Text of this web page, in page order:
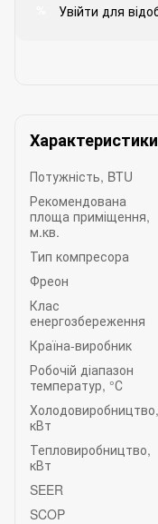
Увійти для
Характеристики
Потужність, BTU
Рекомендована
площа приміщення,
м.кв.
Тип компресора
Фреон
Клас
енергозбереження
Країна-виробник
Робочій діапазон
температур, °С
Холодовиробництво,
кВт
Тепловиробництво,
кВт
SEER
SCOP